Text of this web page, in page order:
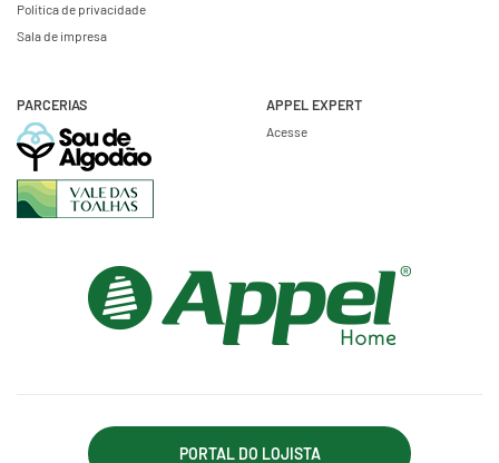
Política de privacidade
Sala de impresa
PARCERIAS APPEL EXPERT
Acesse
PORTAL DO LOJISTA